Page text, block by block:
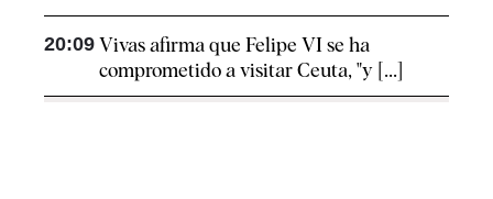
20:09 Vivas afirma que Felipe VI se ha
comprometido a visitar Ceuta, "y [...]